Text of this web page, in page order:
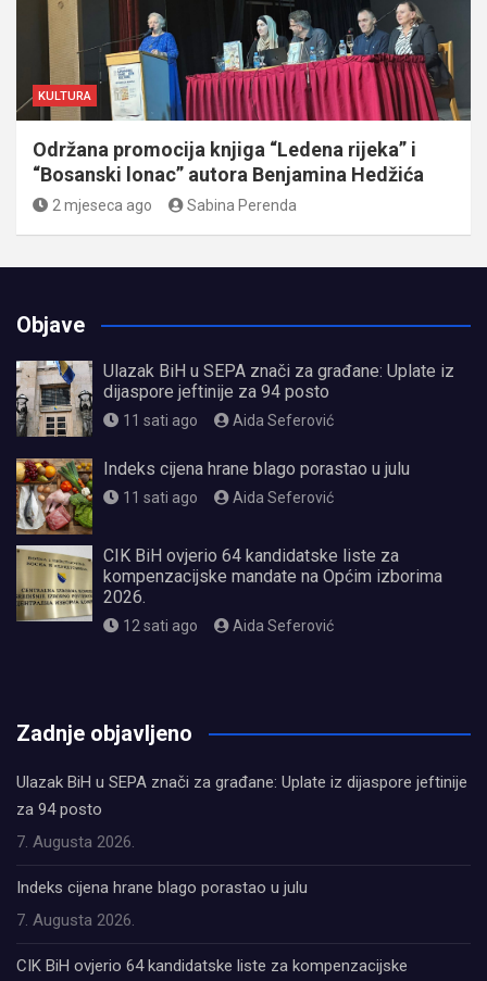
KULTURA
Održana promocija knjiga “Ledena rijeka” i
“Bosanski lonac” autora Benjamina Hedžića
2 mjeseca ago Sabina Perenda
Objave
Ulazak BiH u SEPA znači za građane: Uplate iz
dijaspore jeftinije za 94 posto
11 sati ago Aida Seferović
Indeks cijena hrane blago porastao u julu
11 sati ago Aida Seferović
CIK BiH ovjerio 64 kandidatske liste za
kompenzacijske mandate na Općim izborima
2026.
12 sati ago Aida Seferović
Zadnje objavljeno
Ulazak BiH u SEPA znači za građane: Uplate iz dijaspore jeftinije
za 94 posto
7. Augusta 2026.
Indeks cijena hrane blago porastao u julu
7. Augusta 2026.
CIK BiH ovjerio 64 kandidatske liste za kompenzacijske